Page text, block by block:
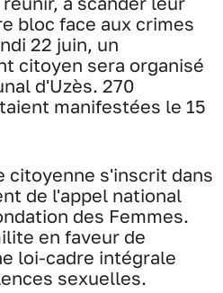
bloc face aux crimes
22 juin, un
citoyen sera organisé
d'Uzès. 270
manifestées le 15
citoyenne s'inscrit dans
de l'appel national
des Femmes.
en faveur de
loi-cadre intégrale
sexuelles.